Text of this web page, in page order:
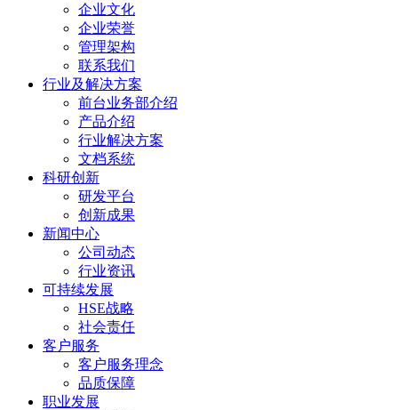
企业文化
企业荣誉
管理架构
联系我们
行业及解决方案
前台业务部介绍
产品介绍
行业解决方案
文档系统
科研创新
研发平台
创新成果
新闻中心
公司动态
行业资讯
可持续发展
HSE战略
社会责任
客户服务
客户服务理念
品质保障
职业发展